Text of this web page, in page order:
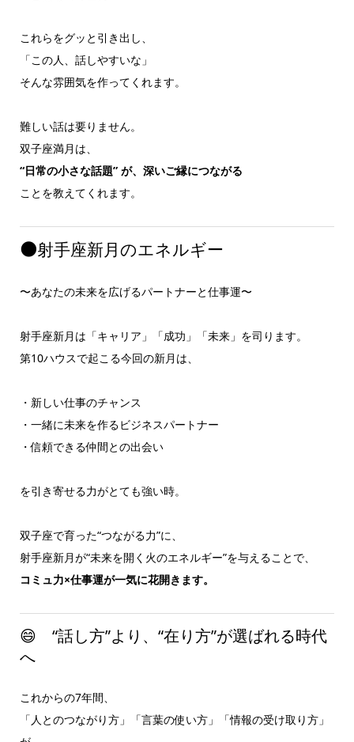
これらをグッと引き出し、
「この人、話しやすいな」
そんな雰囲気を作ってくれます。
難しい話は要りません。
双子座満月は、
“日常の小さな話題” が、深いご縁につながる
ことを教えてくれます。
🌑射手座新月のエネルギー
〜あなたの未来を広げるパートナーと仕事運〜
射手座新月は「キャリア」「成功」「未来」を司ります。
第10ハウスで起こる今回の新月は、
・新しい仕事のチャンス
・一緒に未来を作るビジネスパートナー
・信頼できる仲間との出会い
を引き寄せる力がとても強い時。
双子座で育った“つながる力”に、
射手座新月が“未来を開く火のエネルギー”を与えることで、
コミュ力×仕事運が一気に花開きます。
😄 “話し方”より、“在り方”が選ばれる時代
へ
これからの7年間、
「人とのつながり方」「言葉の使い方」「情報の受け取り方」